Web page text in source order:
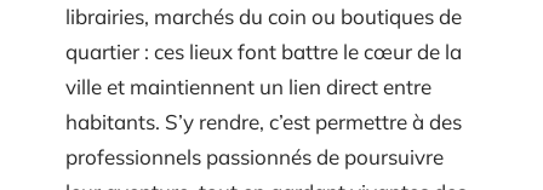
librairies, marchés du coin ou boutiques de
quartier : ces lieux font battre le cœur de la
ville et maintiennent un lien direct entre
habitants. S’y rendre, c’est permettre à des
professionnels passionnés de poursuivre